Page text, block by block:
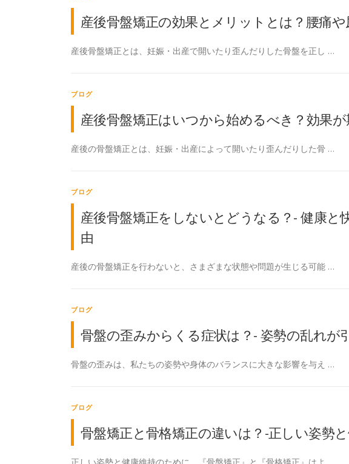
産後骨盤矯正の効果とメリットとは？腰痛や
産後骨盤矯正とは、妊娠・出産で開いたり歪んだりした骨盤を正し …
ブログ
産後骨盤矯正はいつから始めるべき？効果が
産後の骨盤矯正とは、妊娠・出産によって開いたり歪んだりした骨 …
ブログ
産後骨盤矯正をしないとどうなる？- 健康と
由
産後の骨盤矯正を行わないと、さまざまな状態や問題が生じる可能 …
ブログ
骨盤の歪みからくる症状は？- 姿勢の乱れが
骨盤の歪みは、私たちの姿勢や身体のバランスに大きな影響を与え …
ブログ
骨盤矯正と骨格矯正の違いは？-正しい姿勢